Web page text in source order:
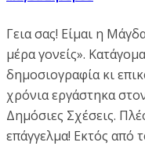
Γεια σας! Είμαι η
μέρα γονείς».
δημοσιογραφία κι
χρόνια εργάστηκα
Δημόσιες Σχέσεις.
επάγγελμα! Εκτός από